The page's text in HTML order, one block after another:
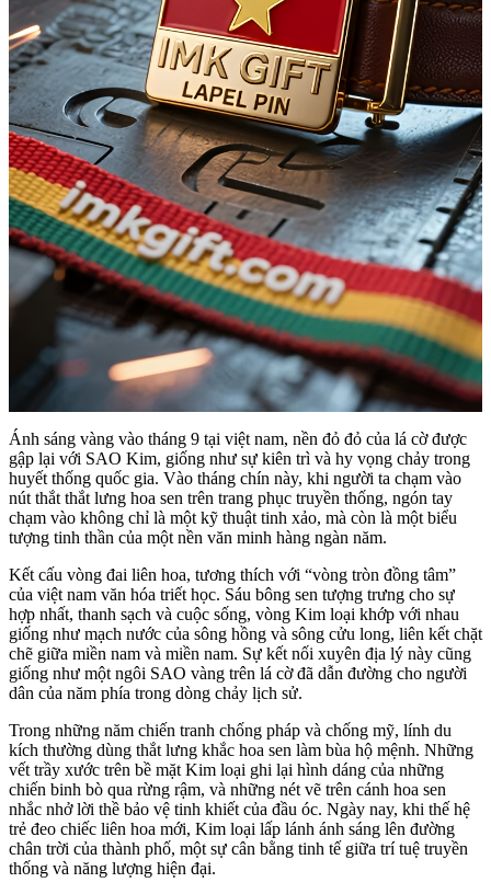
Ánh sáng vàng vào tháng 9 tại việt nam, nền đỏ đỏ của lá cờ được
gập lại với SAO Kim, giống như sự kiên trì và hy vọng chảy trong
huyết thống quốc gia. Vào tháng chín này, khi người ta chạm vào
nút thắt thắt lưng hoa sen trên trang phục truyền thống, ngón tay
chạm vào không chỉ là một kỹ thuật tinh xảo, mà còn là một biểu
tượng tinh thần của một nền văn minh hàng ngàn năm.
Kết cấu vòng đai liên hoa, tương thích với “vòng tròn đồng tâm”
của việt nam văn hóa triết học. Sáu bông sen tượng trưng cho sự
hợp nhất, thanh sạch và cuộc sống, vòng Kim loại khớp với nhau
giống như mạch nước của sông hồng và sông cửu long, liên kết chặt
chẽ giữa miền nam và miền nam. Sự kết nối xuyên địa lý này cũng
giống như một ngôi SAO vàng trên lá cờ đã dẫn đường cho người
dân của năm phía trong dòng chảy lịch sử.
Trong những năm chiến tranh chống pháp và chống mỹ, lính du
kích thường dùng thắt lưng khắc hoa sen làm bùa hộ mệnh. Những
vết trầy xước trên bề mặt Kim loại ghi lại hình dáng của những
chiến binh bò qua rừng rậm, và những nét vẽ trên cánh hoa sen
nhắc nhở lời thề bảo vệ tinh khiết của đầu óc. Ngày nay, khi thế hệ
trẻ đeo chiếc liên hoa mới, Kim loại lấp lánh ánh sáng lên đường
chân trời của thành phố, một sự cân bằng tinh tế giữa trí tuệ truyền
thống và năng lượng hiện đại.